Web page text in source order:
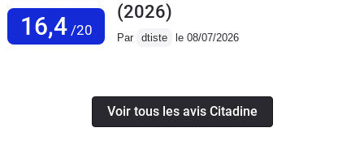
16,4/20
(2026)
Par dtiste le 08/07/2026
Voir tous les avis Citadine